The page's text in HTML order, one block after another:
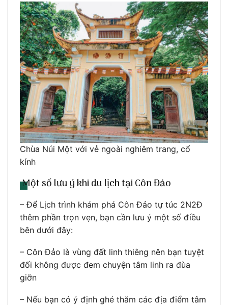
Chùa Núi Một với vẻ ngoài nghiêm trang, cổ
kính
Một số lưu ý khi du lịch tại Côn Đảo
– Để Lịch trình khám phá Côn Đảo tự túc 2N2Đ
thêm phần trọn vẹn, bạn cần lưu ý một số điều
bên dưới đây:
– Côn Đảo là vùng đất linh thiêng nên bạn tuyệt
đối không được đem chuyện tâm linh ra đùa
giỡn
– Nếu bạn có ý định ghé thăm các địa điểm tâm